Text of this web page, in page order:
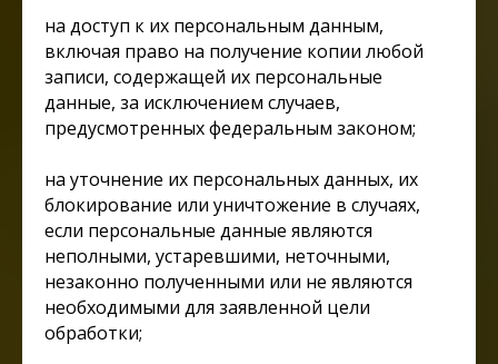
на доступ к их персональным данным,
включая право на получение копии любой
записи, содержащей их персональные
данные, за исключением случаев,
предусмотренных федеральным законом;
на уточнение их персональных данных, их
блокирование или уничтожение в случаях,
если персональные данные являются
неполными, устаревшими, неточными,
незаконно полученными или не являются
необходимыми для заявленной цели
обработки;